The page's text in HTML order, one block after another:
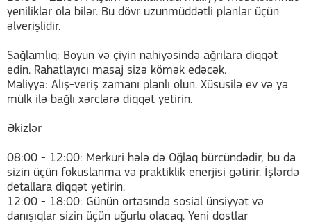
yeniliklər ola bilər. Bu dövr uzunmüddətli planlar üçün
əlverişlidir.
Sağlamlıq: Boyun və çiyin nahiyəsində ağrılara diqqət
edin. Rahatlayıcı masaj sizə kömək edəcək.
Maliyyə: Alış-veriş zamanı planlı olun. Xüsusilə ev və ya
mülk ilə bağlı xərclərə diqqət yetirin.
Əkizlər
08:00 - 12:00: Merkuri hələ də Oğlaq bürcündədir, bu da
sizin üçün fokuslanma və praktiklik enerjisi gətirir. İşlərdə
detallara diqqət yetirin.
12:00 - 18:00: Günün ortasında sosial ünsiyyət və
danışıqlar sizin üçün uğurlu olacaq. Yeni dostlar